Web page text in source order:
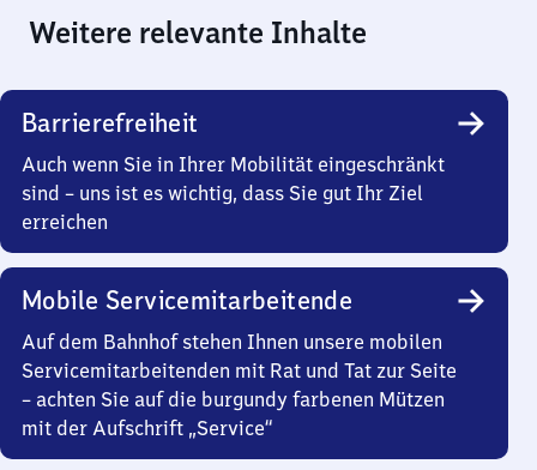
Weitere relevante Inhalte
Barrierefreiheit
Auch wenn Sie in Ihrer Mobilität eingeschränkt
sind – uns ist es wichtig, dass Sie gut Ihr Ziel
erreichen
Mobile Servicemitarbeitende
Auf dem Bahnhof stehen Ihnen unsere mobilen
Servicemitarbeitenden mit Rat und Tat zur Seite
– achten Sie auf die burgundy farbenen Mützen
mit der Aufschrift „Service“